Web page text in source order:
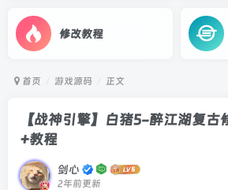
修改教程
首页 游戏源码 正文
【战神引擎】白猪5-醉江湖复古
+教程
剑心
2年前更新